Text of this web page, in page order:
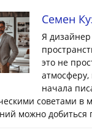
Семен
Я
это не
атмосферу,
начала
советами в
можно